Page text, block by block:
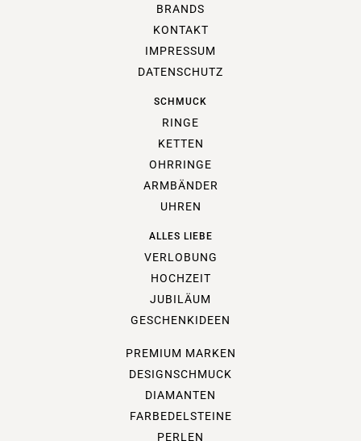
BRANDS
KONTAKT
IMPRESSUM
DATENSCHUTZ
SCHMUCK
RINGE
KETTEN
OHRRINGE
ARMBÄNDER
UHREN
ALLES LIEBE
VERLOBUNG
HOCHZEIT
JUBILÄUM
GESCHENKIDEEN
PREMIUM MARKEN
DESIGNSCHMUCK
DIAMANTEN
FARBEDELSTEINE
PERLEN